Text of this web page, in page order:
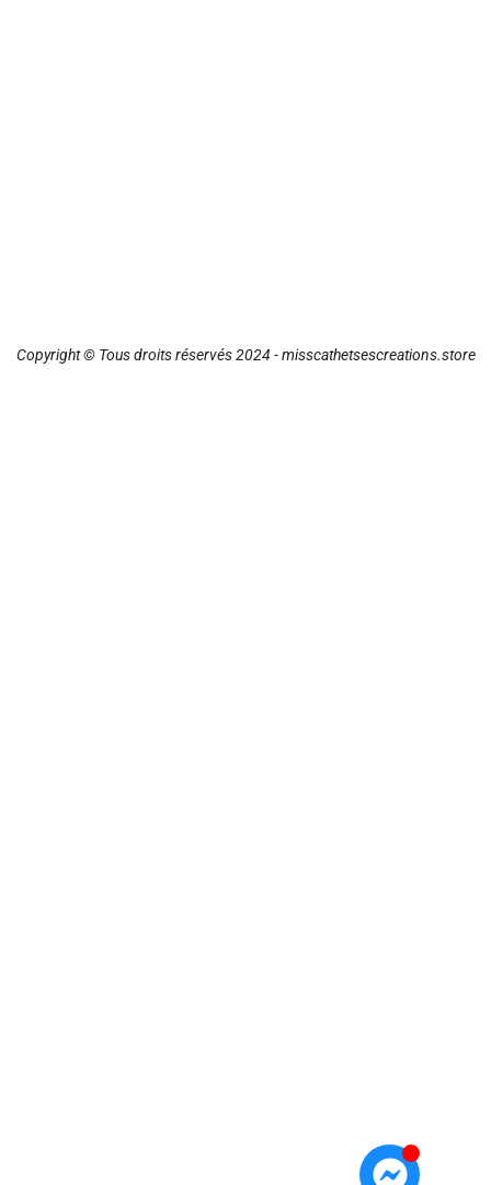
Copyright © Tous droits réservés 2024 - misscathetsescreations.store